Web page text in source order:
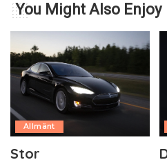
You Might Also Enjoy
Allmänt
Stor